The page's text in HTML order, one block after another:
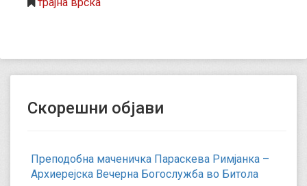
Скорешни објави
Преподобна маченичка Параскева Римјанка –
Архиерејска Вечерна Богослужба во Битола